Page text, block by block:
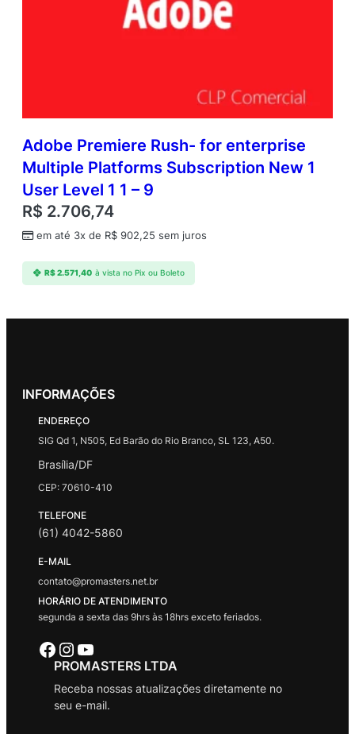
Adobe Premiere Rush- for enterprise
Multiple Platforms Subscription New 1
User Level 1 1 – 9
R$ 2.706,74
em até 3x de R$ 902,25 sem juros
R$2.571,40 à vista no Pix ou Boleto
INFORMAÇÕES
ENDEREÇO
SIG Qd 1, N505, Ed Barão do Rio Branco, SL 123, A50.
Brasília/DF
CEP: 70610-410
TELEFONE
(61) 4042-5860
E-MAIL
contato@promasters.net.br
HORÁRIO DE ATENDIMENTO
segunda a sexta das 9hrs às 18hrs exceto feriados.
Facebook Instagram Youtube
PROMASTERS LTDA
Receba nossas atualizações diretamente no
seu e-mail.